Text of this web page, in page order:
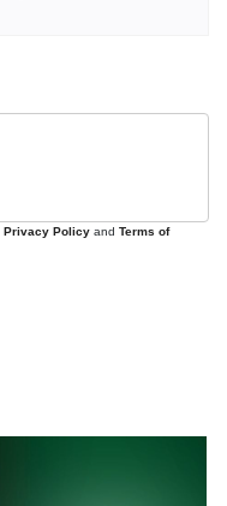
Privacy Policy and Terms of